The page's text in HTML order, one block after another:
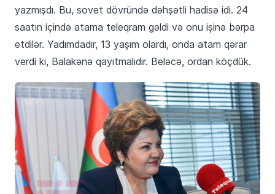
yazmışdı. Bu, sovet dövründə dəhşətli hadisə idi. 24
saatın içində atama teleqram gəldi və onu işinə bərpa
etdilər. Yadımdadır, 13 yaşım olardı, onda atam qərar
verdi ki, Balakənə qayıtmalıdır. Beləcə, ordan köçdük.